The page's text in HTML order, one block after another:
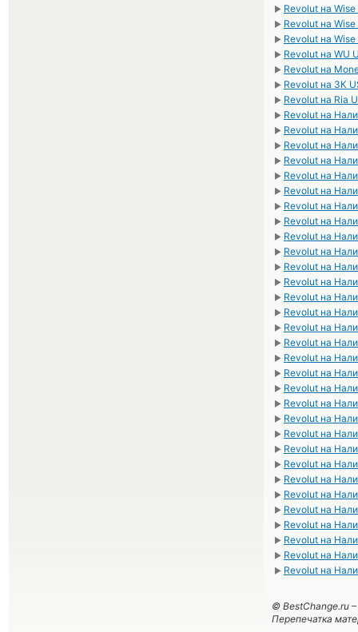
► Revolut на Wise
► Revolut на Wise
► Revolut на Wise
► Revolut на WU
► Revolut на
► Revolut на ЗК
► Revolut на Ria
► Revolut на
► Revolut на
► Revolut на
► Revolut на
► Revolut на
► Revolut на
► Revolut на
► Revolut на
► Revolut на
► Revolut на
► Revolut на
► Revolut на
► Revolut на
► Revolut на
► Revolut на
► Revolut на
► Revolut на
► Revolut на
► Revolut на
► Revolut на
► Revolut на
► Revolut на
► Revolut на
► Revolut на
► Revolut на
► Revolut на
► Revolut на
► Revolut на
► Revolut на
► Revolut на
► Revolut на
© BestChange.ru –
Перепечатка